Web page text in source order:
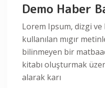
Demo Haber
Lorem Ipsum, dizgi ve
kullanılan mıgır
bilinmeyen bir
kitabı oluşturmak
alarak karı